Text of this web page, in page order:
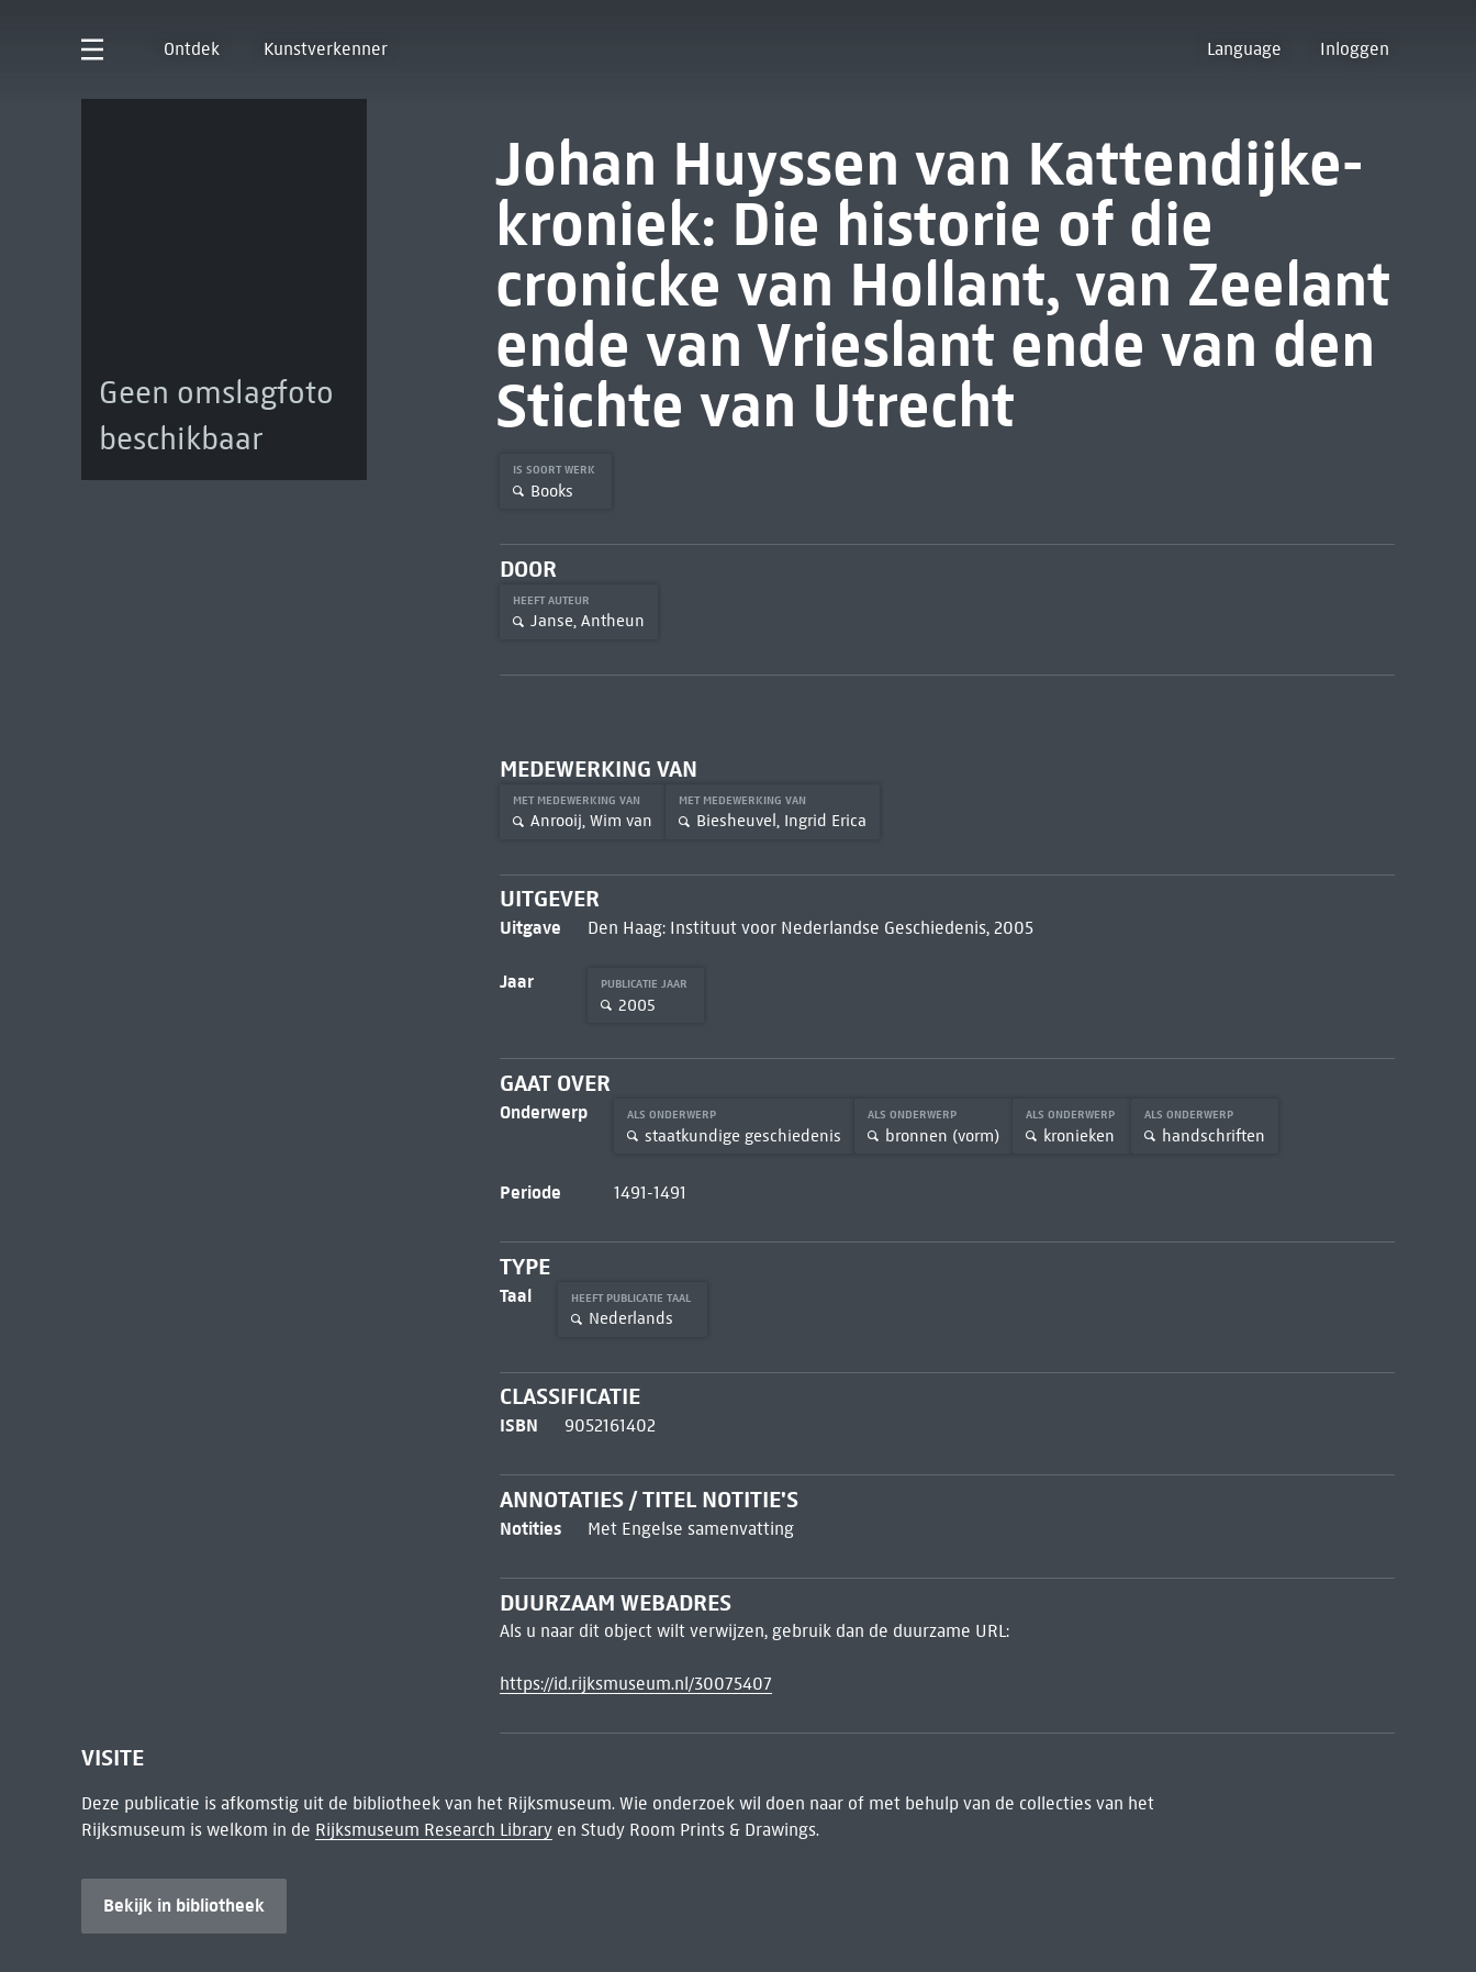
Ontdek Kunstverkenner Language Inloggen
Geen omslagfoto
beschikbaar
Johan Huyssen van Kattendijke-
kroniek: Die historie of die
cronicke van Hollant, van Zeelant
ende van Vrieslant ende van den
Stichte van Utrecht
IS SOORT WERK
Books
DOOR
HEEFT AUTEUR
Janse, Antheun
MEDEWERKING VAN
MET MEDEWERKING VAN
Anrooij, Wim van
MET MEDEWERKING VAN
Biesheuvel, Ingrid Erica
UITGEVER
Uitgave Den Haag: Instituut voor Nederlandse Geschiedenis, 2005
Jaar PUBLICATIE JAAR
2005
GAAT OVER
Onderwerp ALS ONDERWERP
staatkundige geschiedenis
ALS ONDERWERP
bronnen (vorm)
ALS ONDERWERP
kronieken
ALS ONDERWERP
handschriften
Periode 1491-1491
TYPE
Taal HEEFT PUBLICATIE TAAL
Nederlands
CLASSIFICATIE
ISBN 9052161402
ANNOTATIES / TITEL NOTITIE'S
Notities Met Engelse samenvatting
DUURZAAM WEBADRES
Als u naar dit object wilt verwijzen, gebruik dan de duurzame URL:
https://id.rijksmuseum.nl/30075407
VISITE
Deze publicatie is afkomstig uit de bibliotheek van het Rijksmuseum. Wie onderzoek wil doen naar of met behulp van de collecties van het
Rijksmuseum is welkom in de Rijksmuseum Research Libraryen Study Room Prints & Drawings.
Bekijk in bibliotheek